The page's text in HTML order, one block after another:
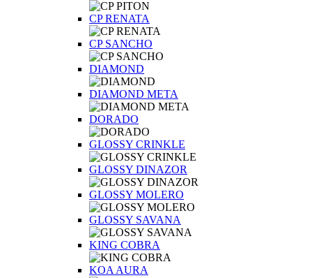
CP RENATA
CP SANCHO
DIAMOND
DIAMOND META
DORADO
GLOSSY CRINKLE
GLOSSY DINAZOR
GLOSSY MOLERO
GLOSSY SAVANA
KING COBRA
KOA AURA